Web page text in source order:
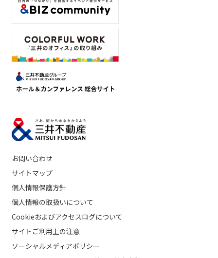
お問い合わせ
サイトマップ
個人情報保護方針
個人情報の取扱いについて
Cookieおよびアクセスログについて
サイトご利用上の注意
ソーシャルメディアポリシー